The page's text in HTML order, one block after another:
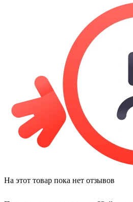
На этот товар пока нет отзывов